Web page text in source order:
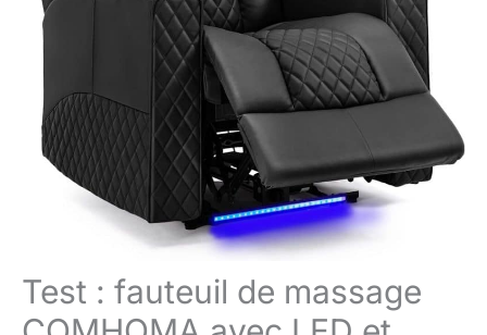
Test : fauteuil de massage